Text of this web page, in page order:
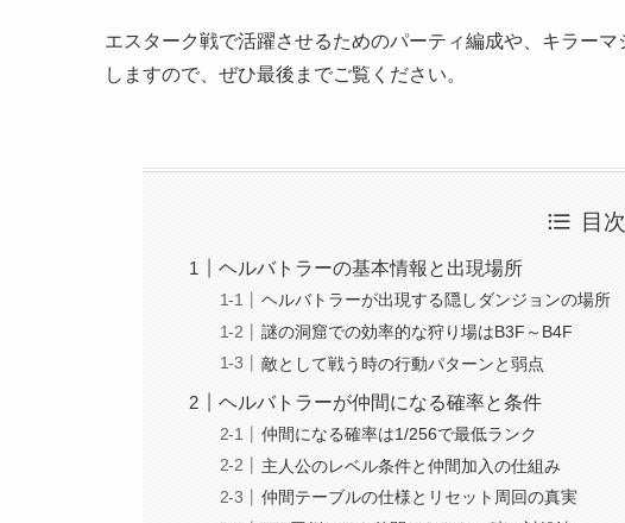
エスターク戦で活躍させるためのパーティ編成や、キラー
しますので、ぜひ最後までご覧ください。
目次
ヘルバトラーの基本情報と出現場所
ヘルバトラーが出現する隠しダンジョンの場所
謎の洞窟での効率的な狩り場はB3F～B4F
敵として戦う時の行動パターンと弱点
ヘルバトラーが仲間になる確率と条件
仲間になる確率は1/256で最低ランク
主人公のレベル条件と仲間加入の仕組み
仲間テーブルの仕様とリセット周回の真実